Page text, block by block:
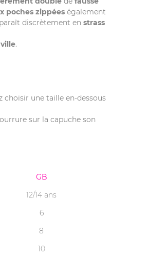
poches zippéeségalement
discrètement en strass
ville.
choisir une taille en-dessous
sur la capuche son
GB
12/14 ans
6
8
10